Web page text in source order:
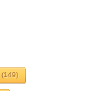
(149)